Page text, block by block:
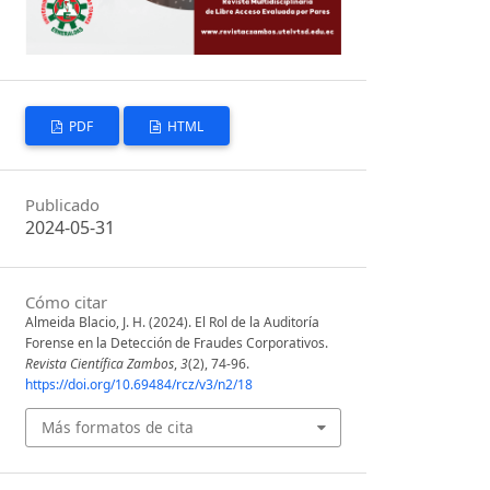
PDF HTML
Publicado
2024-05-31
Cómo citar
Almeida Blacio, J. H. (2024). El Rol de la Auditoría
Forense en la Detección de Fraudes Corporativos.
Revista Científica Zambos,3(2), 74-96.
https://doi.org/10.69484/rcz/v3/n2/18
Más formatos de cita